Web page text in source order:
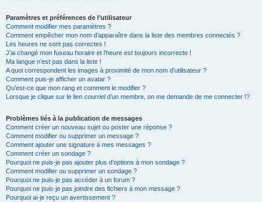
Paramètres et préférences de l’utilisateur
Comment modifier mes paramètres ?
Comment empêcher mon nom d’apparaître dans la liste des membres connectés ?
Les heures ne sont pas correctes !
J’ai changé mon fuseau horaire et l’heure est toujours incorrecte !
Ma langue n’est pas dans la liste !
A quoi correspondent les images à proximité de mon nom d’utilisateur ?
Comment puis-je afficher un avatar ?
Qu’est-ce que mon rang et comment le modifier ?
Lorsque je clique sur le lien courrield’un membre, on me demande de me connecter !?
Problèmes liés à la publication de messages
Comment créer un nouveau sujet ou poster une réponse ?
Comment modifier ou supprimer un message ?
Comment ajouter une signature à mes messages ?
Comment créer un sondage ?
Pourquoi ne puis-je pas ajouter plus d’options à mon sondage ?
Comment modifier ou supprimer un sondage ?
Pourquoi ne puis-je pas accéder à un forum ?
Pourquoi ne puis-je pas joindre des fichiers à mon message ?
Pourquoi ai-je reçu un avertissement ?